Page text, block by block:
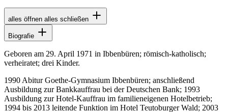
alles öffnen alles schließen
Biografie
Geboren am 29. April 1971 in Ibbenbüren; römisch-katholisch;
verheiratet; drei Kinder.
1990 Abitur Goethe-Gymnasium Ibbenbüren; anschließend
Ausbildung zur Bankkauffrau bei der Deutschen Bank; 1993
Ausbildung zur Hotel-Kauffrau im familieneigenen Hotelbetrieb;
1994 bis 2013 leitende Funktion im Hotel Teutoburger Wald; 2003